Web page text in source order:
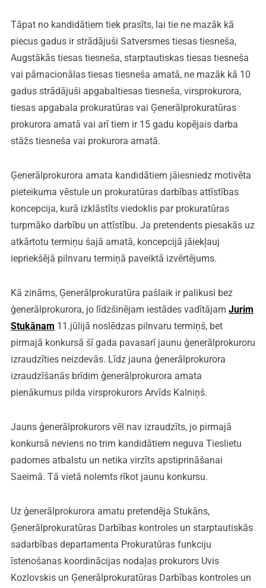
Tāpat no kandidātiem tiek prasīts, lai tie ne mazāk kā
piecus gadus ir strādājuši Satversmes tiesas tiesneša,
Augstākās tiesas tiesneša, starptautiskas tiesas tiesneša
vai pārnacionālas tiesas tiesneša amatā, ne mazāk kā 10
gadus strādājuši apgabaltiesas tiesneša, virsprokurora,
tiesas apgabala prokuratūras vai Ģenerālprokuratūras
prokurora amatā vai arī tiem ir 15 gadu kopējais darba
stāžs tiesneša vai prokurora amatā.
Ģenerālprokurora amata kandidātiem jāiesniedz motivēta
pieteikuma vēstule un prokuratūras darbības attīstības
koncepcija, kurā izklāstīts viedoklis par prokuratūras
turpmāko darbību un attīstību. Ja pretendents piesakās uz
atkārtotu termiņu šajā amatā, koncepcijā jāiekļauj
iepriekšējā pilnvaru termiņā paveiktā izvērtējums.
Kā zināms, Ģenerālprokuratūra pašlaik ir palikusi bez
ģenerālprokurora, jo līdzšinējam iestādes vadītājam Jurim
Stukānam 11.jūlijā noslēdzas pilnvaru termiņš, bet
pirmajā konkursā šī gada pavasarī jaunu ģenerālprokuroru
izraudzīties neizdevās. Līdz jauna ģenerālprokurora
izraudzīšanās brīdim ģenerālprokurora amata
pienākumus pilda virsprokurors Arvīds Kalniņš.
Jauns ģenerālprokurors vēl nav izraudzīts, jo pirmajā
konkursā neviens no trim kandidātiem neguva Tieslietu
padomes atbalstu un netika virzīts apstiprināšanai
Saeimā. Tā vietā nolemts rīkot jaunu konkursu.
Uz ģenerālprokurora amatu pretendēja Stukāns,
Ģenerālprokuratūras Darbības kontroles un starptautiskās
sadarbības departamenta Prokuratūras funkciju
īstenošanas koordinācijas nodaļas prokurors Uvis
Kozlovskis un Ģenerālprokuratūras Darbības kontroles un